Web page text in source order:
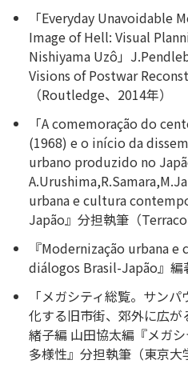
「Everyday Unavoidable
Image of Hell: Visual
Nishiyama Uzô」
Visions of Postwar
（Routledge、2014年）
「A comemoração do
(1968) e o início da
urbano produzido no
urbana e cultura
Japão』分担執筆（
『Modernização urbana
diálogos Brasil-Japão』編
「メガシティ総覧。サン
化する旧市街、郊外に広
緒子編 山田協太編『メガ
多様性』分担執筆（東京大